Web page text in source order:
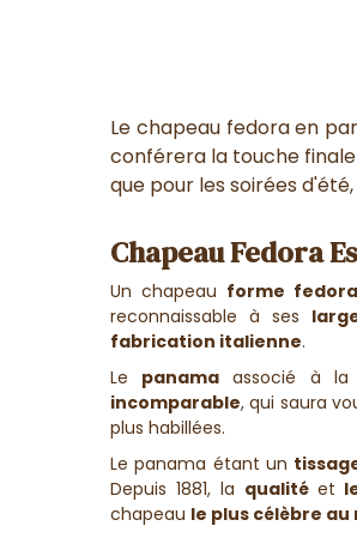
Le chapeau fedora en
conférera la touche
que pour les soirées
Chapeau Fedora
Un chapeau forme fedora
reconnaissable à ses
fabrication italienne.
Le panama associé à
incomparable, qui saura
plus habillées.
Le panama étant un
Depuis 1881, la qualité et
chapeau le plus célèbre